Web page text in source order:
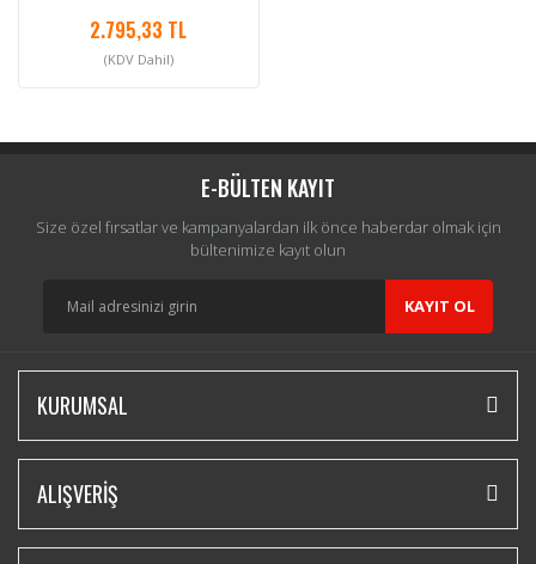
2.795,33 TL
(KDV Dahil)
E-BÜLTEN KAYIT
Size özel fırsatlar ve kampanyalardan ilk önce haberdar olmak için
bültenimize kayıt olun
KAYIT OL
KURUMSAL
ALIŞVERİŞ